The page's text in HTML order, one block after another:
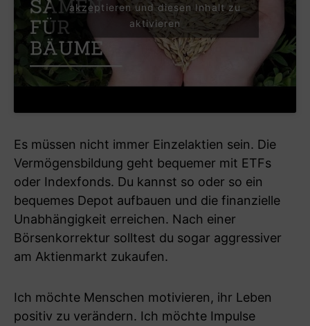
akzeptieren und diesen Inhalt zu
aktivieren
Es müssen nicht immer Einzelaktien sein. Die
Vermögensbildung geht bequemer mit ETFs
oder Indexfonds. Du kannst so oder so ein
bequemes Depot aufbauen und die finanzielle
Unabhängigkeit erreichen. Nach einer
Börsenkorrektur solltest du sogar aggressiver
am Aktienmarkt zukaufen.
Ich möchte Menschen motivieren, ihr Leben
positiv zu verändern. Ich möchte Impulse